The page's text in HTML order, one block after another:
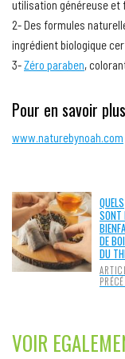
utilisation généreuse et
2- Des formules
ingrédient biologique
3-Zéro paraben,
Pour en savoir
www.naturebynoah.com
QUELS
SONT
DE
DU
VOIR